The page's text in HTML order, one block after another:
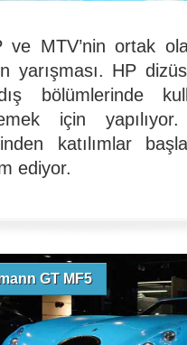
ve MTV’nin ortak
yarışması. HP
bölümlerinde
için
katılımlar
ediyor.
GT MF5